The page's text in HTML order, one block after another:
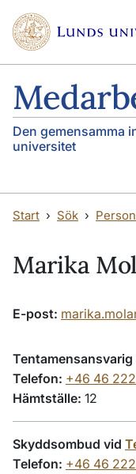
Hoppa till huvudinnehåll
Hoppa till huvudinnehåll
Den gemensamma
universitet
Start Sök
Marika
E-post:
Tentamensansvarig
Telefon: +46 46 222
Hämtställe: 12
Skyddsombud vid
Telefon: +46 46 222